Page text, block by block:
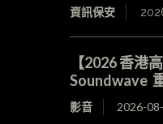
資訊保安
【2026 香港
Soundwave
影音 2026-